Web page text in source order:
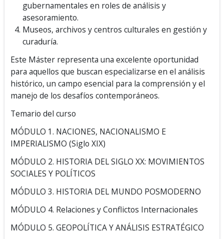
gubernamentales en roles de análisis y
asesoramiento.
Museos, archivos y centros culturales en gestión y
curaduría.
Este Máster representa una excelente oportunidad
para aquellos que buscan especializarse en el análisis
histórico, un campo esencial para la comprensión y el
manejo de los desafíos contemporáneos.
Temario del curso
MÓDULO 1. NACIONES, NACIONALISMO E
IMPERIALISMO (Siglo XIX)
MÓDULO 2. HISTORIA DEL SIGLO XX: MOVIMIENTOS
SOCIALES Y POLÍTICOS
MÓDULO 3. HISTORIA DEL MUNDO POSMODERNO
MÓDULO 4. Relaciones y Conflictos Internacionales
MÓDULO 5. GEOPOLÍTICA Y ANÁLISIS ESTRATÉGICO